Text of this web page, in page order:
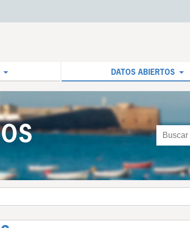
DATOS ABIERTOS